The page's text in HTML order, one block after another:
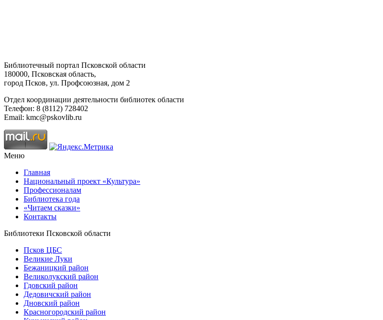
Библиотечный портал Псковской области
180000, Псковская область,
город Псков, ул. Профсоюзная, дом 2
Отдел координации деятельности библиотек области
Телефон: 8 (8112) 728402
Email: kmc@pskovlib.ru
Меню
Главная
Национальный проект «Культура»
Профессионалам
Библиотека года
«Читаем сказки»
Контакты
Библиотеки Псковской области
Псков ЦБС
Великие Луки
Бежаницкий район
Великолукский район
Гдовский район
Дедовичский район
Дновский район
Красногородский район